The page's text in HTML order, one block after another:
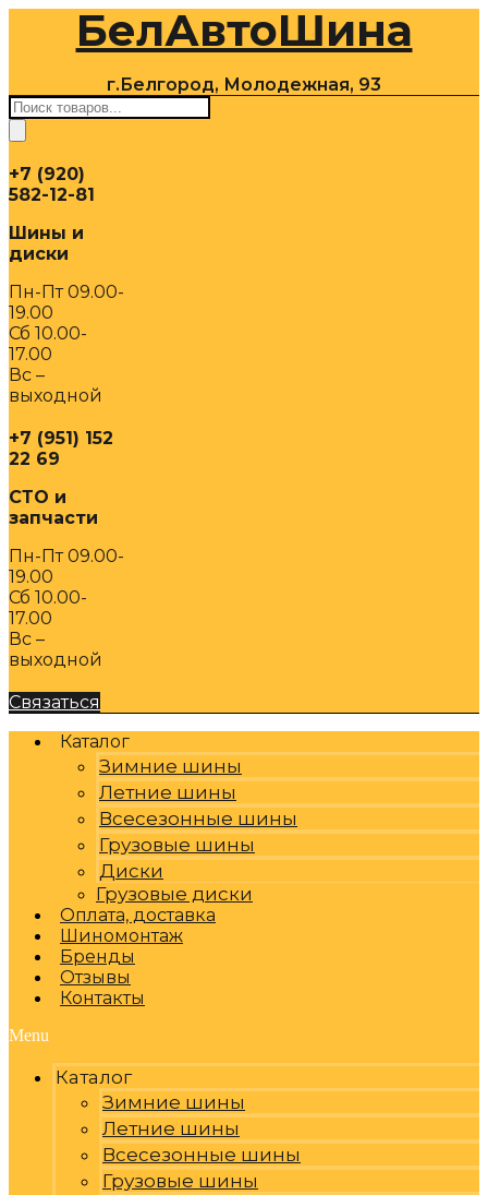
содержимомуБелАвтоШина
г.Белгород, Молодежная, 93
Поиск
товаров
+7 (920)
582-12-81
Шины и
диски
Пн-Пт 09.00-
19.00
Сб 10.00-
17.00
Вс –
выходной
+7 (951) 152
22 69
СТО и
запчасти
Пн-Пт 09.00-
19.00
Сб 10.00-
17.00
Вс –
выходной
Связаться
Каталог
Зимние шины
Летние шины
Всесезонные шины
Грузовые шины
Диски
Грузовые диски
Оплата, доставка
Шиномонтаж
Бренды
Отзывы
Контакты
Menu
Каталог
Зимние шины
Летние шины
Всесезонные шины
Грузовые шины